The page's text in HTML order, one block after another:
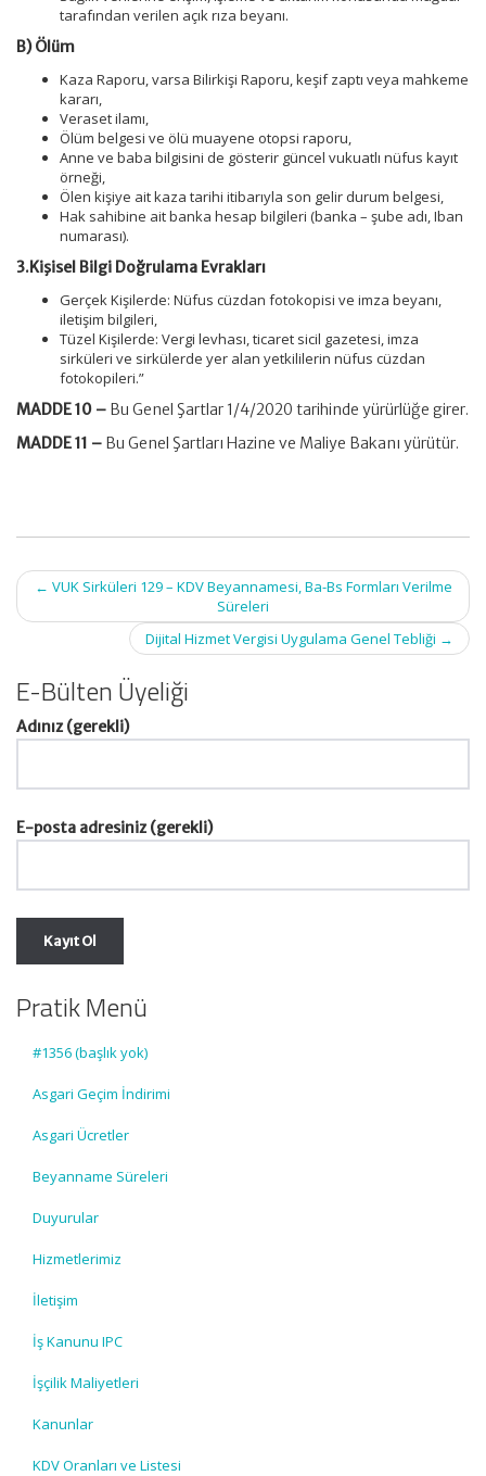
tarafından verilen açık rıza beyanı.
B) Ölüm
Kaza Raporu, varsa Bilirkişi Raporu, keşif zaptı veya mahkeme
kararı,
Veraset ilamı,
Ölüm belgesi ve ölü muayene otopsi raporu,
Anne ve baba bilgisini de gösterir güncel vukuatlı nüfus kayıt
örneği,
Ölen kişiye ait kaza tarihi itibarıyla son gelir durum belgesi,
Hak sahibine ait banka hesap bilgileri (banka – şube adı, Iban
numarası).
3.Kişisel Bilgi Doğrulama Evrakları
Gerçek Kişilerde: Nüfus cüzdan fotokopisi ve imza beyanı,
iletişim bilgileri,
Tüzel Kişilerde: Vergi levhası, ticaret sicil gazetesi, imza
sirküleri ve sirkülerde yer alan yetkililerin nüfus cüzdan
fotokopileri.”
MADDE 10 – Bu Genel Şartlar 1/4/2020 tarihinde yürürlüğe girer.
MADDE 11 – Bu Genel Şartları Hazine ve Maliye Bakanı yürütür.
Post
navigation
← VUK Sirküleri 129 – KDV Beyannamesi, Ba-Bs Formları Verilme
Süreleri
Dijital Hizmet Vergisi Uygulama Genel Tebliği →
E-Bülten Üyeliği
Adınız (gerekli)
E-posta adresiniz (gerekli)
Pratik Menü
#1356 (başlık yok)
Asgari Geçim İndirimi
Asgari Ücretler
Beyanname Süreleri
Duyurular
Hizmetlerimiz
İletişim
İş Kanunu IPC
İşçilik Maliyetleri
Kanunlar
KDV Oranları ve Listesi